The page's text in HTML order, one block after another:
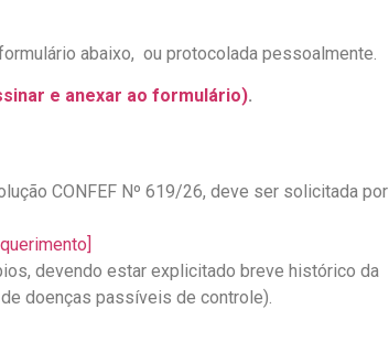
abaixo, ou protocolada pessoalmente.
e anexar ao formulário).
CONFEF Nº 619/26, deve ser solicitada por
devendo estar explicitado breve histórico da
doenças passíveis de controle).